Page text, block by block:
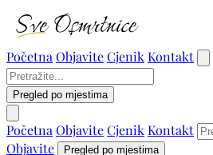
Početna ObjaviteCjenik Kontakt
Pregled po mjestima
Početna ObjaviteCjenik Kontakt
Objavite
Pregled po mjestima